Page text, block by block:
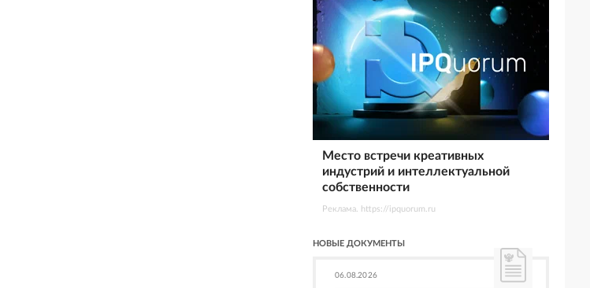
Место встречи креативных
индустрий и интеллектуальной
собственности
Реклама. https://ipquorum.ru
НОВЫЕ ДОКУМЕНТЫ
06.08.2026